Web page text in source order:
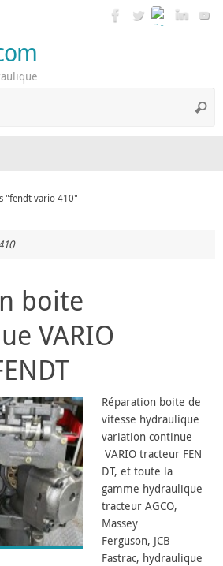
"fendt vario 410"
boite
VARIO
Réparation boite de
vitesse hydraulique
variation continue
VARIO tracteur FEN
DT, et toute la
gamme hydraulique
tracteur AGCO,
Massey
Ferguson, JCB
Fastrac, hydraulique